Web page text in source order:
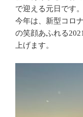
で迎える元日です。
今年は、新型コロ
の笑顔あふれる
上げます。